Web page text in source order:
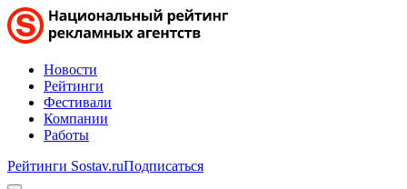
Новости
Рейтинги
Фестивали
Компании
Работы
Рейтинги Sostav.ruПодписаться